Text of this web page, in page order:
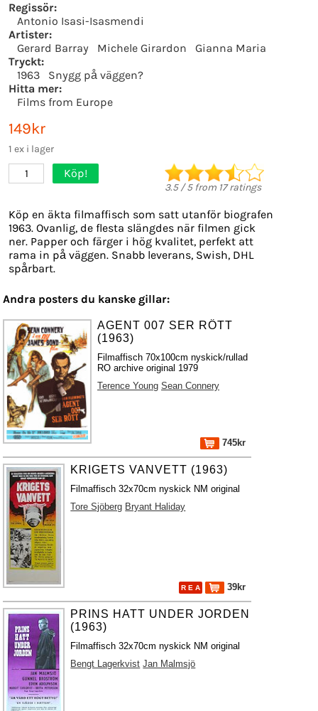
Regissör:
Antonio Isasi-Isasmendi
Artister:
Gerard Barray
Michele Girardon
Gianna Maria
Tryckt:
1963
Snygg på väggen?
Hitta mer:
Films from Europe
149kr
1 ex i lager
1 Köp!
3.5/5from 17ratings
Köp en äkta filmaffisch som satt utanför biografen
1963. Ovanlig, de flesta slängdes när filmen gick
ner. Papper och färger i hög kvalitet, perfekt att
rama in på väggen. Snabb leverans, Swish, DHL
spårbart.
Andra posters du kanske gillar:
AGENT 007 SER RÖTT
(1963)
Filmaffisch 70x100cm nyskick/rullad
RO archive original 1979
Terence Young Sean Connery
745kr
KRIGETS VANVETT (1963)
Filmaffisch 32x70cm nyskick NM original
Tore Sjöberg Bryant Haliday
R E A 39kr
PRINS HATT UNDER JORDEN
(1963)
Filmaffisch 32x70cm nyskick NM original
Bengt Lagerkvist Jan Malmsjö